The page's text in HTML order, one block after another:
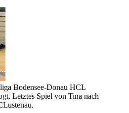
Bodensee-Donau HCL
Letztes Spiel von Tina nach